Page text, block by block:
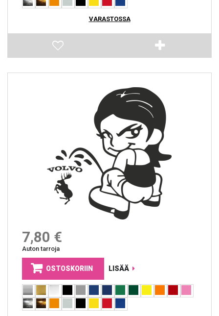
VARASTOSSA
7,80 €
Auton tarroja
OSTOSKORIIN LISÄÄ